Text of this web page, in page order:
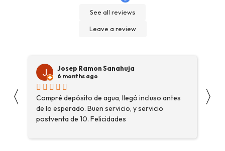
See all reviews
Leave a review
〈
Josep Ramon Sanahuja
6 months ago
Compré depósito de agua, llegó incluso antes
de lo esperado. Buen servicio, y servicio
postventa de 10. Felicidades
〉